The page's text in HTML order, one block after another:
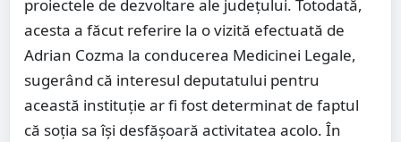
proiectele de dezvoltare ale județului. Totodată,
acesta a făcut referire la o vizită efectuată de
Adrian Cozma la conducerea Medicinei Legale,
sugerând că interesul deputatului pentru
această instituție ar fi fost determinat de faptul
că soția sa își desfășoară activitatea acolo. În